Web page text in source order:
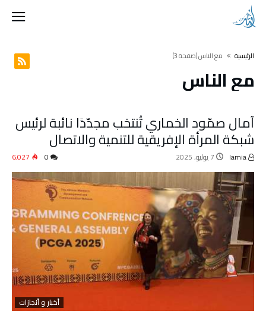
‫الرئيسية‬ مع الناس(‫صفحة‬ 3)
مع الناس
آمال صمّود الخماري تُنتخب مجدّدًا نائبة لرئيس
شبكة المرأة الإفريقية للتنمية والاتصال
7 يوليو، 2025 6٬027
أخبار و أنجازات